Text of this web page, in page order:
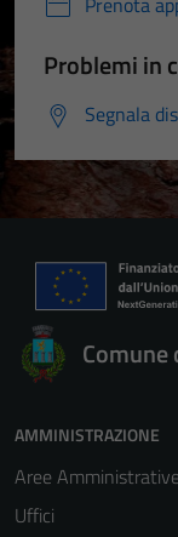
Problemi in
Segnala
Comune
AMMINISTRAZIONE
Aree
Uffici